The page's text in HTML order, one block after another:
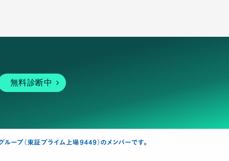
無料診断中